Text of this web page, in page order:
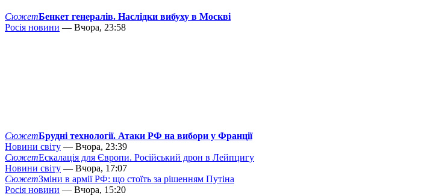
СюжетБенкет генералів. Наслідки вибуху в Москві
Росія новини — Вчора, 23:58
СюжетБрудні технології. Атаки РФ на вибори у Франції
Новини світу — Вчора, 23:39
СюжетЕскалація для Європи. Російський дрон в Лейпцигу
Новини світу — Вчора, 17:07
СюжетЗміни в армії РФ: що стоїть за рішенням Путіна
Росія новини — Вчора, 15:20